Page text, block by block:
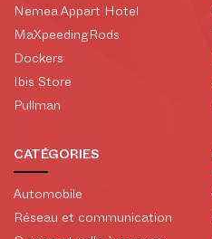
Nemea Appart Hotel
MaXpeedingRods
Dockers
Ibis Store
Pullman
CATÉGORIES
Automobile
Réseau et communication